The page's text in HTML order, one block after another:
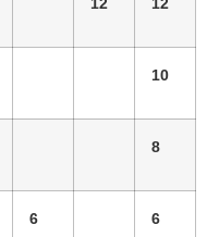
10
8
6 6